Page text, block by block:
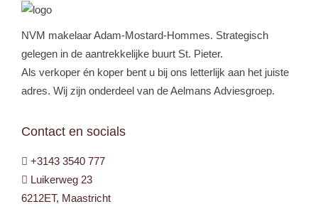
NVM makelaar Adam-Mostard-Hommes. Strategisch
gelegen in de aantrekkelijke buurt St. Pieter.
Als verkoper én koper bent u bij ons letterlijk aan het juiste
adres. Wij zijn onderdeel van de Aelmans Adviesgroep.
Contact en socials
+3143 3540 777
Luikerweg 23
6212ET, Maastricht